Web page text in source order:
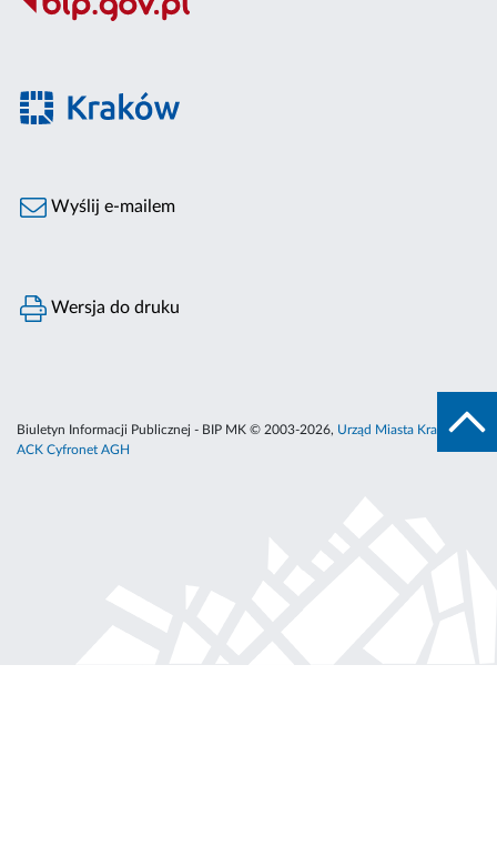
Wyślij e-mailem
Wersja do druku
Biuletyn Informacji Publicznej - BIP MK © 2003-2026, Urząd Miasta Krakowa
ACK Cyfronet AGH